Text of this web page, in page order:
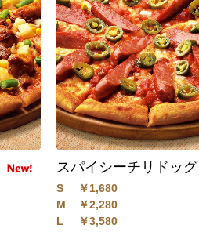
スパイシーチリドッグ
S
￥1,680
M
￥2,280
L
￥3,580